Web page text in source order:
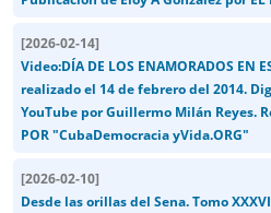
[2026-02-14]
Video:DÍA DE LOS ENAMORADOS EN
realizado el 14 de febrero del 2014.
YouTube por Guillermo Milán Reyes.
POR "CubaDemocracia yVida.ORG"
[2026-02-10]
Desde las orillas del Sena. Tomo